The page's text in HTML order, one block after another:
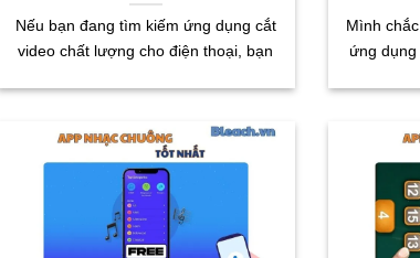
Nếu bạn đang tìm kiếm ứng dụng cắt
video chất lượng cho điện thoại, bạn
Mình
ứng